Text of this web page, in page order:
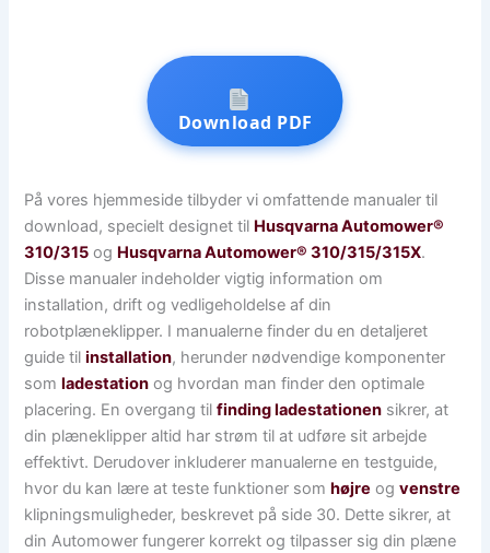
Download PDF
På vores hjemmeside tilbyder vi omfattende manualer til
download, specielt designet til Husqvarna Automower®
310/315 og Husqvarna Automower® 310/315/315X.
Disse manualer indeholder vigtig information om
installation, drift og vedligeholdelse af din
robotplæneklipper. I manualerne finder du en detaljeret
guide tilinstallation, herunder nødvendige komponenter
somladestation og hvordan man finder den optimale
placering. En overgang tilfinding ladestationen sikrer, at
din plæneklipper altid har strøm til at udføre sit arbejde
effektivt. Derudover inkluderer manualerne en testguide,
hvor du kan lære at teste funktioner somhøjre ogvenstre
klipningsmuligheder, beskrevet på side 30. Dette sikrer, at
din Automower fungerer korrekt og tilpasser sig din plæne